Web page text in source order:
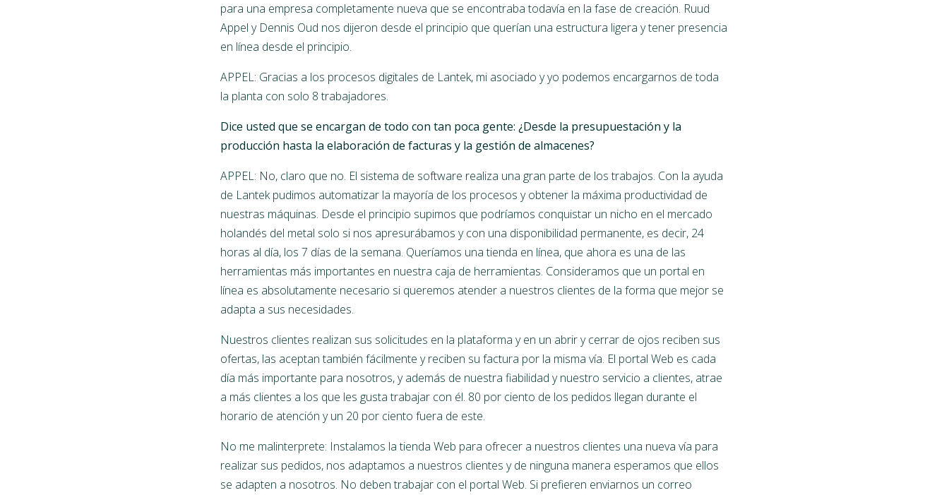
para una empresa completamente nueva que se encontraba todavía en la fase de creación. Ruud
Appel y Dennis Oud nos dijeron desde el principio que querían una estructura ligera y tener presencia
en línea desde el principio.
APPEL: Gracias a los procesos digitales de Lantek, mi asociado y yo podemos encargarnos de toda
la planta con solo 8 trabajadores.
Dice usted que se encargan de todo con tan poca gente: ¿Desde la presupuestación y la
producción hasta la elaboración de facturas y la gestión de almacenes?
APPEL: No, claro que no. El sistema de software realiza una gran parte de los trabajos. Con la ayuda
de Lantek pudimos automatizar la mayoría de los procesos y obtener la máxima productividad de
nuestras máquinas. Desde el principio supimos que podríamos conquistar un nicho en el mercado
holandés del metal solo si nos apresurábamos y con una disponibilidad permanente, es decir, 24
horas al día, los 7 días de la semana. Queríamos una tienda en línea, que ahora es una de las
herramientas más importantes en nuestra caja de herramientas. Consideramos que un portal en
línea es absolutamente necesario si queremos atender a nuestros clientes de la forma que mejor se
adapta a sus necesidades.
Nuestros clientes realizan sus solicitudes en la plataforma y en un abrir y cerrar de ojos reciben sus
ofertas, las aceptan también fácilmente y reciben su factura por la misma vía. El portal Web es cada
día más importante para nosotros, y además de nuestra fiabilidad y nuestro servicio a clientes, atrae
a más clientes a los que les gusta trabajar con él. 80 por ciento de los pedidos llegan durante el
horario de atención y un 20 por ciento fuera de este.
No me malinterprete: Instalamos la tienda Web para ofrecer a nuestros clientes una nueva vía para
realizar sus pedidos, nos adaptamos a nuestros clientes y de ninguna manera esperamos que ellos
se adapten a nosotros. No deben trabajar con el portal Web. Si prefieren enviarnos un correo